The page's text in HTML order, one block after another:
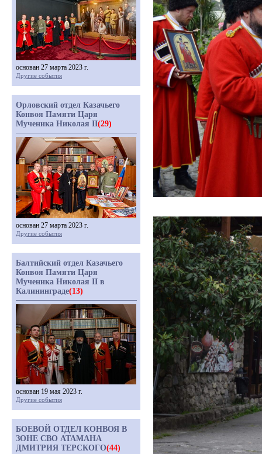
основан 27 марта 2023 г.
Другие события
Орловский отдел Казачьего
Конвоя Памяти Царя
Мученика Николая II(29)
основан 27 марта 2023 г.
Другие события
Балтийский отдел Казачьего
Конвоя Памяти Царя
Мученика Николая II в
Калининграде(13)
основан 19 мая 2023 г.
Другие события
БОЕВОЙ ОТДЕЛ КОНВОЯ В
ЗОНЕ СВО АТАМАНА
ДМИТРИЯ ТЕРСКОГО(44)